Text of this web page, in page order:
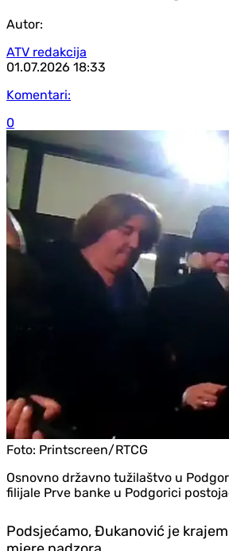
Autor:
ATV redakcija
01.07.2026 18:33
Komentari:
0
Foto: Printscreen/RTCG
Osnovno državno tužilaštvo u
filijale Prve banke u Podgorici
Podsjećamo, Đukanović je